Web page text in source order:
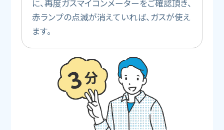
に、再度ガスマイコンメーターをご確認頂き、
赤ランプの点滅が消えていれば、ガスが使え
ます。